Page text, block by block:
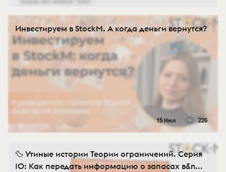
Инвестируем в StockM. А когда деньги вернутся?
15 Июл 226
🦆 Утиные истории Теории ограничений. Серия
10: Как передать информацию о запасах в&n...